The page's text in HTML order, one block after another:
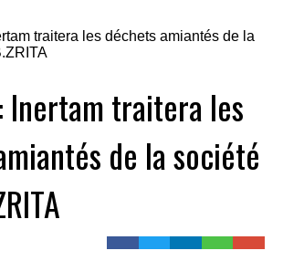
: Inertam traitera les
de la société